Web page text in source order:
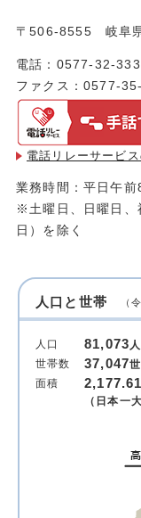
〒506-8555 岐阜
電話：0577-32-
ファクス：0577-
電話リレーサービ
業務時間：平日午
※土曜日、日曜日、
日）を除く
人口と世帯 （
人口 81,073人
世帯数
37,047
面積
2,177.61
（日本一